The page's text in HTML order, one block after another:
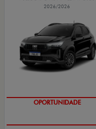
2026/2026
OPORTUNIDADE